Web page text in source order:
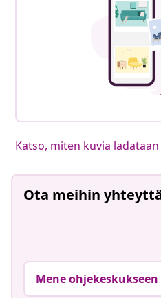
Katso, miten kuvia ladataan
Ota meihin
Mene ohjekeskukseen